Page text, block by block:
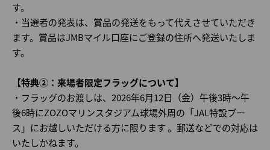
す。
・当選者の発表は、賞品の発送をもって代えさせていただき
ます。賞品はJMBマイル口座にご登録の住所へ発送いたしま
す。
【特典②：来場者限定フラッグについて】
・フラッグのお渡しは、2026年6月12日（金）午後3時～午
後6時にZOZOマリンスタジアム球場外周の「JAL特設ブー
ス」にお越しいただける方に限ります 。郵送などでの対応は
いたしかねます。